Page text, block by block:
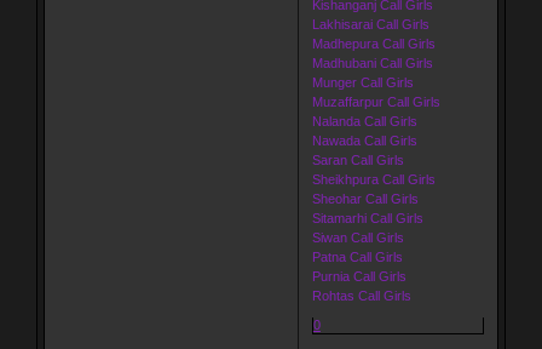
Kishanganj Call Girls
Lakhisarai Call Girls
Madhepura Call Girls
Madhubani Call Girls
Munger Call Girls
Muzaffarpur Call Girls
Nalanda Call Girls
Nawada Call Girls
Saran Call Girls
Sheikhpura Call Girls
Sheohar Call Girls
Sitamarhi Call Girls
Siwan Call Girls
Patna Call Girls
Purnia Call Girls
Rohtas Call Girls
0